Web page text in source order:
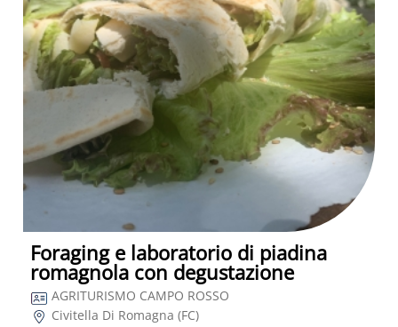
Foraging e laboratorio di piadina
romagnola con degustazione
AGRITURISMO CAMPO ROSSO
Civitella Di Romagna (FC)